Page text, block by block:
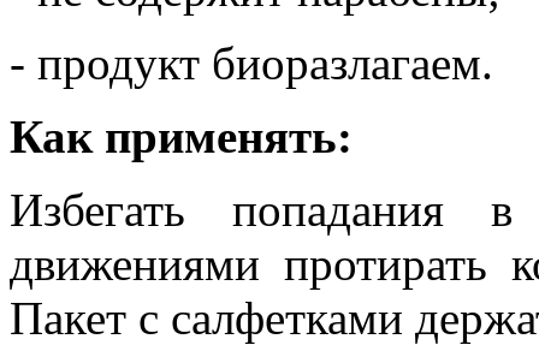
- продукт биоразлагаем.
Как применять:
Избегать попадания
движениями протирать
Пакет с салфетками